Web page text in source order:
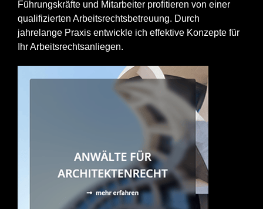
Führungskräfte und Mitarbeiter profitieren von einer
qualifizierten Arbeitsrechtsbetreuung. Durch
jahrelange Praxis entwickle ich effektive Konzepte für
Ihr Arbeitsrechtsanliegen.